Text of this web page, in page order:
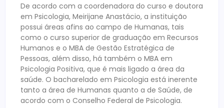
De acordo com a coordenadora do curso e doutora
em Psicologia, Meirijane Anastácio, a instituição
possui áreas afins ao campo de Humanas, tais
como o curso superior de graduação em Recursos
Humanos e o MBA de Gestão Estratégica de
Pessoas, além disso, há também o MBA em
Psicologia Positiva, que é mais ligado a área da
saúde. O bacharelado em Psicologia está inerente
tanto a área de Humanas quanto a de Saúde, de
acordo com o Conselho Federal de Psicologia.